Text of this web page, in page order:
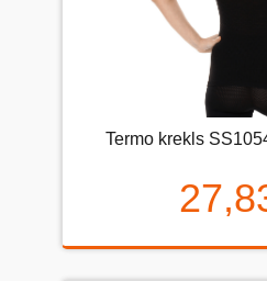
Termo krekls